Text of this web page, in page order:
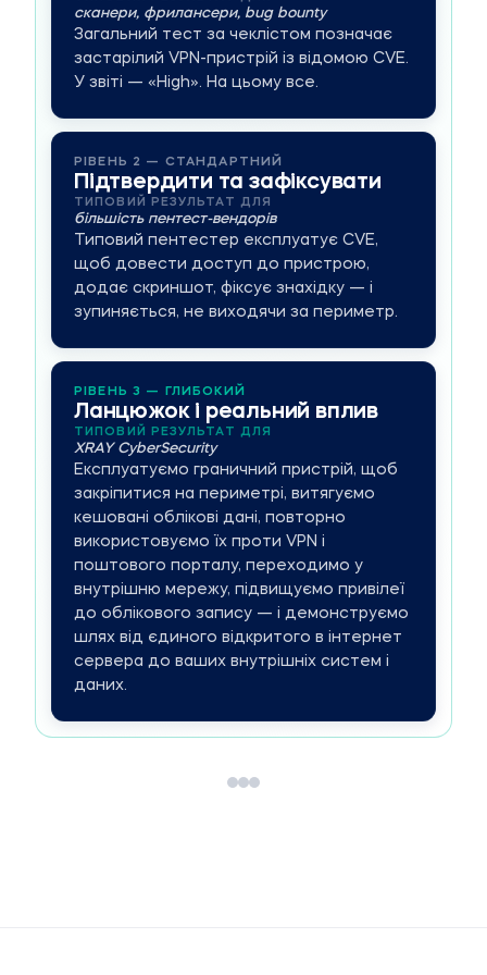
сканери, фрилансери, bug bounty
Загальний тест за чеклістом позначає
застарілий VPN-пристрій із відомою CVE.
У звіті — «High». На цьому все.
РІВЕНЬ 2 — СТАНДАРТНИЙ
Підтвердити та зафіксувати
ТИПОВИЙ РЕЗУЛЬТАТ ДЛЯ
більшість пентест-вендорів
Типовий пентестер експлуатує CVE,
щоб довести доступ до пристрою,
додає скриншот, фіксує знахідку — і
зупиняється, не виходячи за периметр.
РІВЕНЬ 3 — ГЛИБОКИЙ
Ланцюжок і реальний вплив
ТИПОВИЙ РЕЗУЛЬТАТ ДЛЯ
XRAY CyberSecurity
Експлуатуємо граничний пристрій, щоб
закріпитися на периметрі, витягуємо
кешовані облікові дані, повторно
використовуємо їх проти VPN і
поштового порталу, переходимо у
внутрішню мережу, підвищуємо привілеї
до облікового запису — і демонструємо
шлях від єдиного відкритого в інтернет
сервера до ваших внутрішніх систем і
даних.